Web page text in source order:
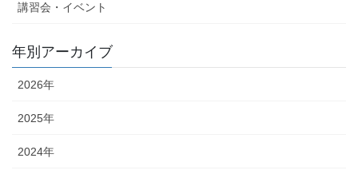
講習会・イベント
年別アーカイブ
2026年
2025年
2024年